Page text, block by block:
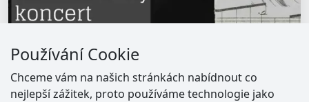
Používání Cookie
Chceme vám na našich stránkách nabídnout co
nejlepší zážitek, proto používáme technologie jako